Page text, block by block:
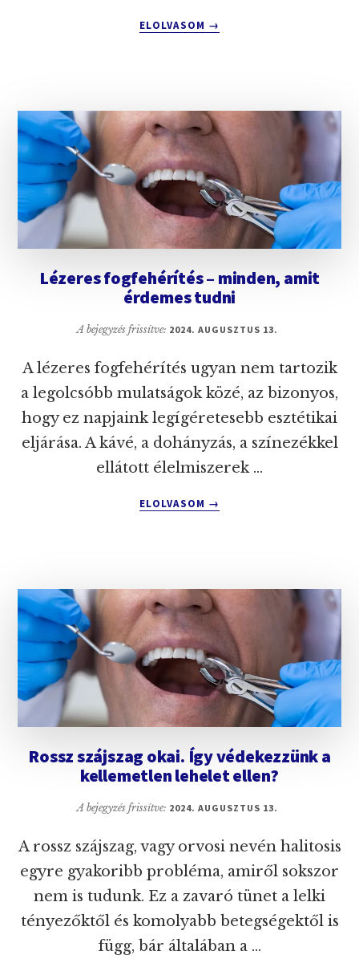
ELOLVASOM
A
OTTHONI
FOGÁPOLÁS
HELYESEN
→
Lézeres fogfehérítés – minden, amit
érdemes tudni
A bejegyzés frissítve: 2024. AUGUSZTUS 13.
A lézeres fogfehérítés ugyan nem tartozik
a legolcsóbb mulatságok közé, az bizonyos,
hogy ez napjaink legígéretesebb esztétikai
eljárása. A kávé, a dohányzás, a színezékkel
ellátott élelmiszerek …
ELOLVASOM
LÉZERES
AMIT
ÉRDEMES
TUDNI
→
Rossz szájszag okai. Így védekezzünk a
kellemetlen lehelet ellen?
A bejegyzés frissítve: 2024. AUGUSZTUS 13.
A rossz szájszag, vagy orvosi nevén halitosis
egyre gyakoribb probléma, amiről sokszor
nem is tudunk. Ez a zavaró tünet a lelki
tényezőktől és komolyabb betegségektől is
függ, bár általában a …